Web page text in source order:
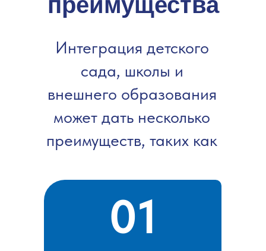
Интеграция детского
сада, школы и
внешнего образования
может дать несколько
преимуществ, таких как
01